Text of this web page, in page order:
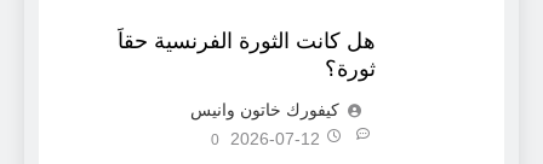
هل كانت الثورة الفرنسية حقاً
ثورة؟
كيفورك خاتون وانيس
2026-07-12
0